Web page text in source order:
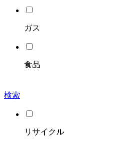
ガス
食品
検索
リサイクル